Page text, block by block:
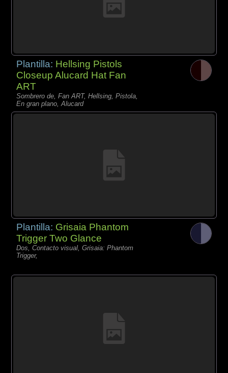
Plantilla: Hellsing Pistols
Closeup Alucard Hat Fan
ART
Sombrero de, Fan ART, Hellsing, Pistola,
En gran plano, Alucard
Plantilla: Grisaia Phantom
Trigger Two Glance
Dos, Contacto visual, Grisaia: Phantom
Trigger,